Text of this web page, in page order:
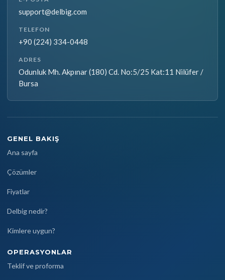
support@delbig.com
TELEFON
+90 (224) 334-0448
ADRES
Odunluk Mh. Akpınar (180) Cd. No:5/25 Kat:11 Nilüfer /
Bursa
GENEL BAKIŞ
Ana sayfa
Çözümler
Fiyatlar
Delbig nedir?
Kimlere uygun?
OPERASYONLAR
Teklif ve proforma